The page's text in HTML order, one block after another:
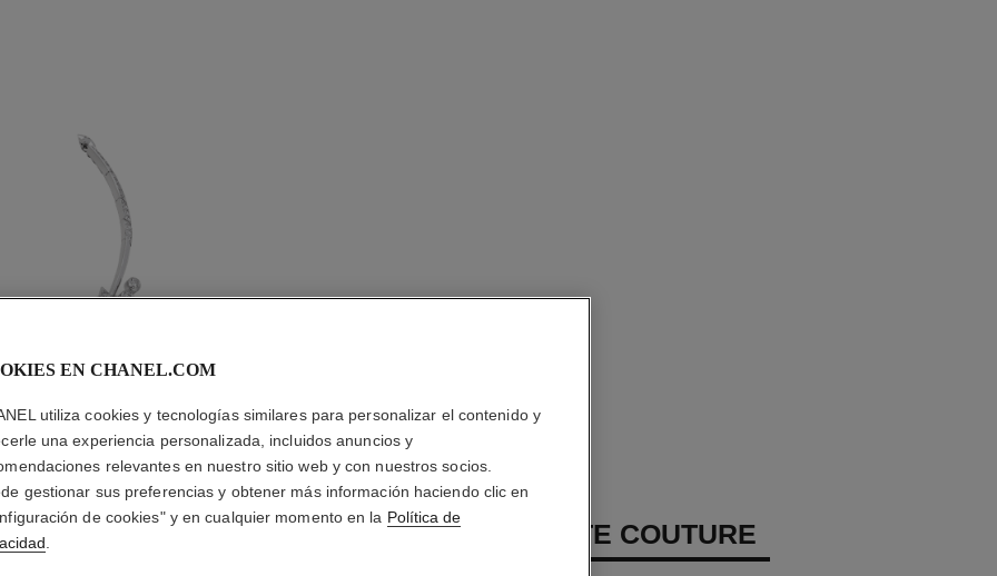
COLLAR COMÈTE COUTURE
EN CHANEL.COM
utiliza cookies y tecnologías similares para personalizar el contenido y
una experiencia personalizada, incluidos anuncios y
relevantes en nuestro sitio web y con nuestros socios.
gestionar sus preferencias y obtener más información haciendo clic en
de cookies" y en cualquier momento en la Política de